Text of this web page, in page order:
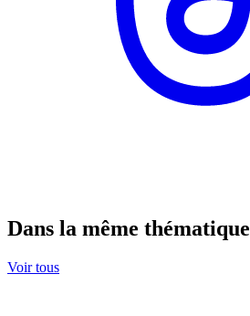
Dans la même thématique
Voir tous